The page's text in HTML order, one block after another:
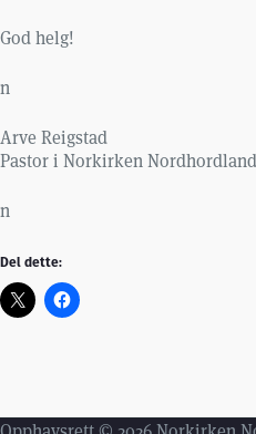
God helg!
n
Arve Reigstad
Pastor i Norkirken Nordhordland
n
Del dette: